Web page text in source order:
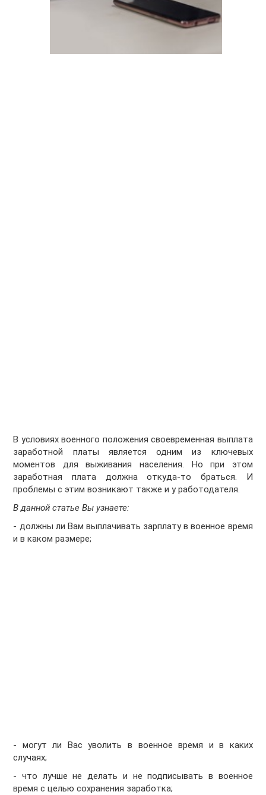
В условиях военного положения своевременная выплата
заработной платы является одним из ключевых
моментов для выживания населения. Но при этом
заработная плата должна откуда-то браться. И
проблемы с этим возникают также и у работодателя.
В данной статье Вы узнаете:
- должны ли Вам выплачивать зарплату в военное время
и в каком размере;
- могут ли Вас уволить в военное время и в каких
случаях;
- что лучше не делать и не подписывать в военное
время с целью сохранения заработка;